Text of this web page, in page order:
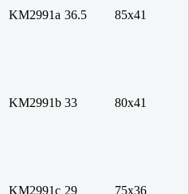
KM2991a 36.5 85х41
KM2991b 33 80х41
KM2991c 29 75х36